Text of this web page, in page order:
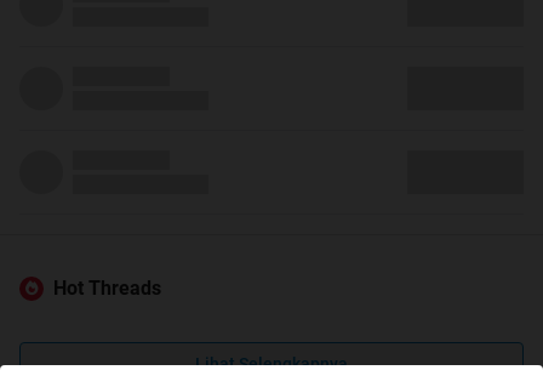
Hot Threads
Lihat Selengkapnya